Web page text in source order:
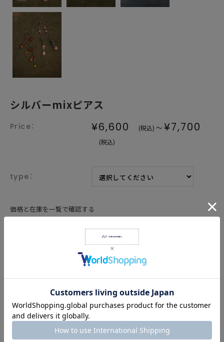
シルバーmixピアス
¥6,600
(税込) ～ ¥7,700
(税込)
type：
価格と在庫を一覧で確認する
−
点